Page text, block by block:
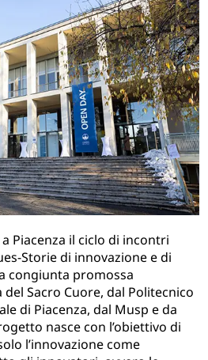
Piacenza il ciclo di incontri
Storie di innovazione e di
congiunta promossa
del Sacro Cuore, dal Politecnico
di Piacenza, dal Musp e da
nasce con l’obiettivo di
l’innovazione come